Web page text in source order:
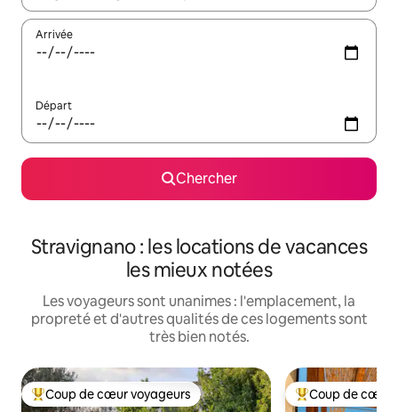
Arrivée
Départ
Chercher
Stravignano : les locations de vacances
les mieux notées
Les voyageurs sont unanimes : l'emplacement, la
propreté et d'autres qualités de ces logements sont
très bien notés.
Coup de cœur voyageurs parmi les plus aimés
Coup de cœur voyageurs Coup de cœur
Coup de cœur